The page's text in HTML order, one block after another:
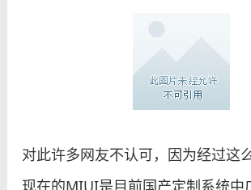
对此许多网友不认可，因为经过这么
现在的MIUI是目前国产定制系统中